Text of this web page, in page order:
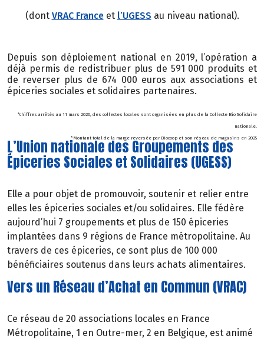
(dont VRAC Franceet l’UGESS au niveau national).
Depuis son déploiement national en 2019, l’opération a
déjà permis de redistribuer plus de 591 000 produits et
de reverser plus de 674 000 euros aux associations et
épiceries sociales et solidaires partenaires.
*chiffres arrêtés au 11 mars 2026, des collectes locales sont organisées en plus de la Collecte Bio Solidaire
nationale.
* Montant total de la marge reversée par Biocoop et son réseau de magasins en 2025
L’Union nationale des Groupements des
Épiceries Sociales et Solidaires (UGESS)
Elle a pour objet de promouvoir, soutenir et relier entre
elles les épiceries sociales et/ou solidaires. Elle fédère
aujourd’hui 7 groupements et plus de 150 épiceries
implantées dans 9 régions de France métropolitaine. Au
travers de ces épiceries, ce sont plus de 100 000
bénéficiaires soutenus dans leurs achats alimentaires.
Vers un Réseau d’Achat en Commun (VRAC)
Ce réseau de 20 associations locales en France
Métropolitaine, 1 en Outre-mer, 2 en Belgique, est animé